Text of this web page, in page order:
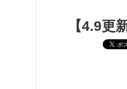
【4.9更